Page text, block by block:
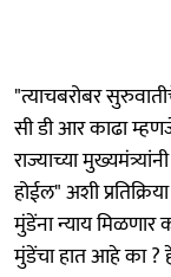
"त्याचबरोबर
सी डी आर काढा
राज्याच्या
होईल" अशी
मुंडेंना न्याय
मुंडेंचा हात आहे का ?